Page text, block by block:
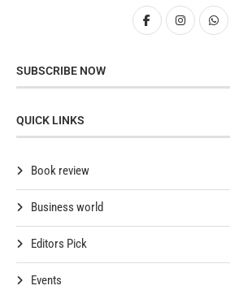
SUBSCRIBE NOW
QUICK LINKS
Book review
Business world
Editors Pick
Events